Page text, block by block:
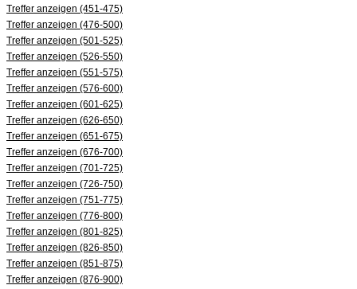
Treffer anzeigen (451-475)
Treffer anzeigen (476-500)
Treffer anzeigen (501-525)
Treffer anzeigen (526-550)
Treffer anzeigen (551-575)
Treffer anzeigen (576-600)
Treffer anzeigen (601-625)
Treffer anzeigen (626-650)
Treffer anzeigen (651-675)
Treffer anzeigen (676-700)
Treffer anzeigen (701-725)
Treffer anzeigen (726-750)
Treffer anzeigen (751-775)
Treffer anzeigen (776-800)
Treffer anzeigen (801-825)
Treffer anzeigen (826-850)
Treffer anzeigen (851-875)
Treffer anzeigen (876-900)